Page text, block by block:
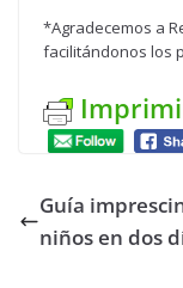
*Agradecemos a
facilitándonos los
Guía
niños en dos